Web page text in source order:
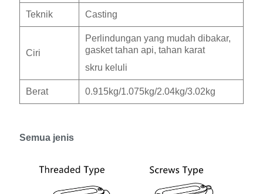
Teknik Casting
Ciri
Perlindungan yang mudah dibakar,
gasket tahan api, tahan karat
skru keluli
Berat 0.915kg/1.075kg/2.04kg/3.02kg
Semua jenis